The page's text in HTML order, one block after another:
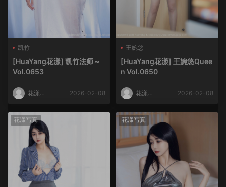
凯竹
[HuaYang花漾] 凯竹法师～
Vol.0653
花漾
2026-02-08
王婉悠
[HuaYang花漾] 王婉悠Quee
n Vol.0650
花漾
2026-02-08
花漾写真 花漾写真